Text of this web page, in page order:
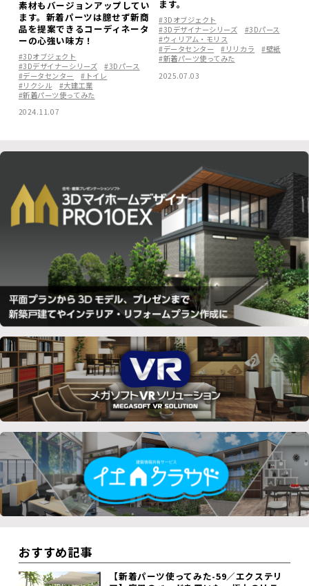
素材もバージョンアップしてい
ます。新着パーツは臆せず新商
品を提案できるコーディネータ
ーの心強い味方！
#3Dオブジェクト
#3Dデザイナーシリーズ
#3Dパース
#データセンター
#トイレ
#リクシル
#大建工業
#新着パーツ使ってみた
2024.11.07
ます。
#3Dオブジェクト
#3Dデザイナーシリーズ
#3Dパース
#ウィリアム・モリス
#データセンター
#リリカラ
#壁紙
#新着パーツ使ってみた
2025.07.03
おすすめ記事
【新着パーツ使ってみた-59／エクステリ